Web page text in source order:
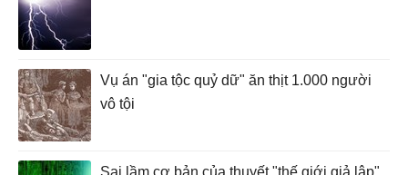
Vụ án "gia tộc quỷ dữ" ăn thịt 1.000 người
vô tội